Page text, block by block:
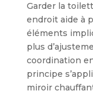
Garder la
endroit aide à
éléments
plus
coordination
principe
miroir